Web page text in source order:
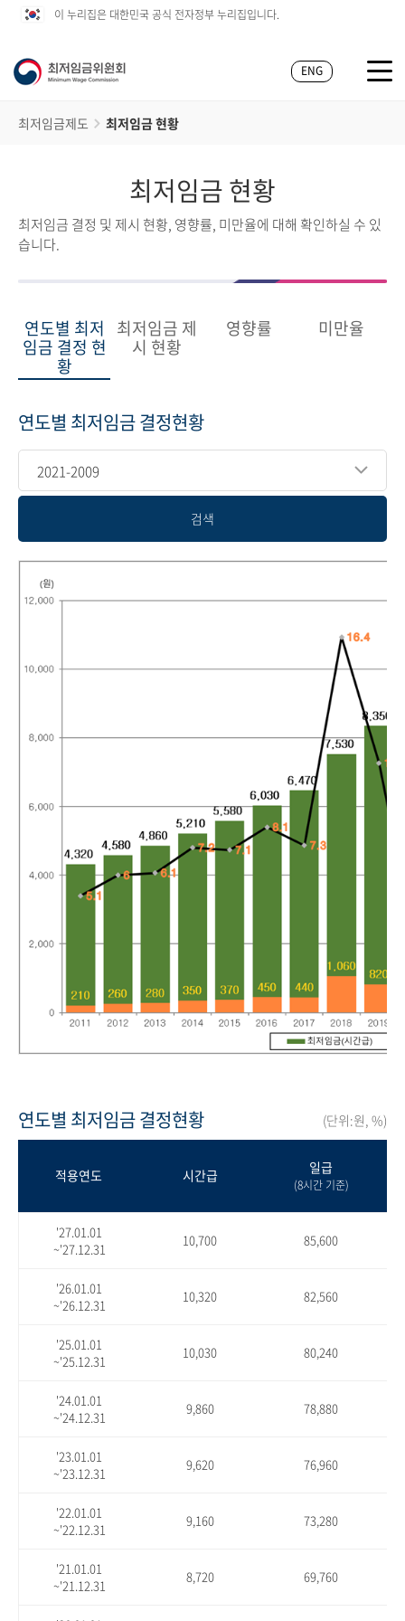
이 누리집은 대한민국 공식 전자정부 누리집입니다.
ENG
최저임금제도 최저임금 현황
최저임금 현황
최저임금 결정 및 제시 현황, 영향률, 미만율에 대해 확인하실 수 있
습니다.
연도별 최저
임금 결정 현
황
최저임금 제
시 현황
영향률 미만율
연도별 최저임금 결정현황
2021-2009
검색
연도별 최저임금 결정현황 (단위:원, %)
적용연도 시간급 일급
(8시간 기준)
'27.01.01
~'27.12.31
10,700 85,600
'26.01.01
~'26.12.31
10,320 82,560
'25.01.01
~'25.12.31
10,030 80,240
'24.01.01
~'24.12.31
9,860 78,880
'23.01.01
~'23.12.31
9,620 76,960
'22.01.01
~'22.12.31
9,160 73,280
'21.01.01
~'21.12.31
8,720 69,760